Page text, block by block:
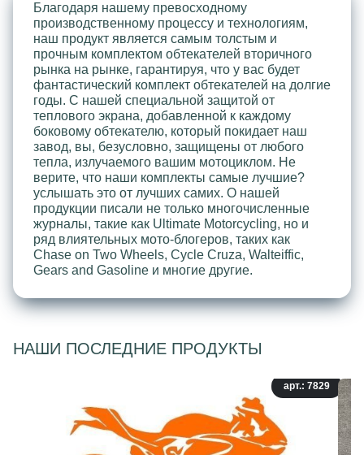
Благодаря нашему превосходному
производственному процессу и технологиям,
наш продукт является самым толстым и
прочным комплектом обтекателей вторичного
рынка на рынке, гарантируя, что у вас будет
фантастический комплект обтекателей на долгие
годы. С нашей специальной защитой от
теплового экрана, добавленной к каждому
боковому обтекателю, который покидает наш
завод, вы, безусловно, защищены от любого
тепла, излучаемого вашим мотоциклом. Не
верите, что наши комплекты самые лучшие?
услышать это от лучших самих. О нашей
продукции писали не только многочисленные
журналы, такие как Ultimate Motorcycling, но и
ряд влиятельных мото-блогеров, таких как
Chase on Two Wheels, Cycle Cruza, Walteiffic,
Gears and Gasoline и многие другие.
НАШИ ПОСЛЕДНИЕ ПРОДУКТЫ
арт.: 7829